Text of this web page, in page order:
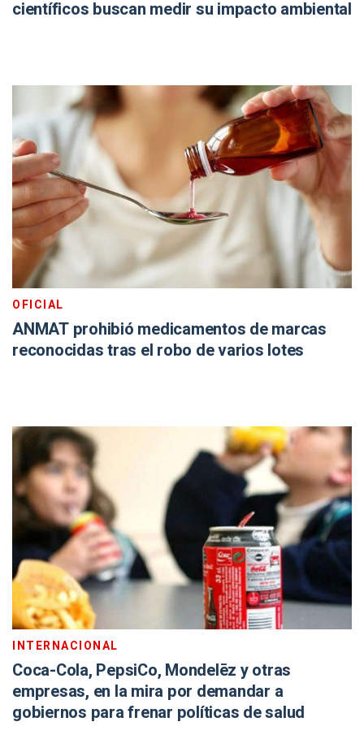
científicos buscan medir su impacto ambiental
OFICIAL
ANMAT prohibió medicamentos de marcas
reconocidas tras el robo de varios lotes
INTERNACIONAL
Coca-Cola, PepsiCo, Mondelēz y otras
empresas, en la mira por demandar a
gobiernos para frenar políticas de salud